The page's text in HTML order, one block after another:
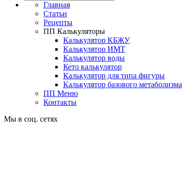
Главная
Статьи
Рецепты
ПП Калькуляторы
Калькулятор КБЖУ
Калькулятор ИМТ
Калькулятор воды
Кето калькулятор
Калькулятор для типа фигуры
Калькулятор базового метаболизма
ПП Меню
Контакты
Мы в соц. сетях